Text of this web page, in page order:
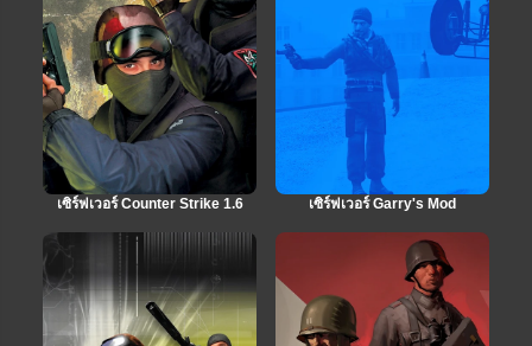
เซิร์ฟเวอร์ Counter Strike 1.6 เซิร์ฟเวอร์ Garry's Mod